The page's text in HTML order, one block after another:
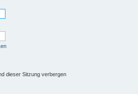
dieser Sitzung verbergen